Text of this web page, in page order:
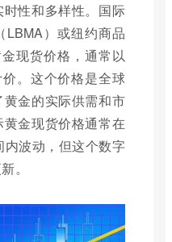
性和多样性。国际
LBMA）或纽约商品
现货价格，通常以
。这个价格是全球
金的实际供需和市
金现货价格通常在
波动，但这个数字
。